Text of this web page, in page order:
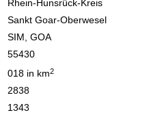
Rhein-Hunsrück-Kreis
Sankt Goar-Oberwesel
SIM, GOA
55430
018 in km2
2838
1343